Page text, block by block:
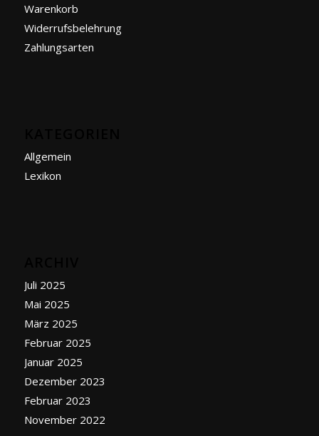
Warenkorb
Widerrufsbelehrung
Zahlungsarten
Allgemein
Lexikon
Juli 2025
Mai 2025
März 2025
Februar 2025
Januar 2025
Dezember 2023
Februar 2023
November 2022